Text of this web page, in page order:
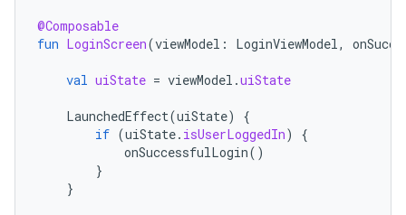
@Composable
fun LoginScreen(viewModel : LoginViewModel,
val uiState = viewModel .uiState
LaunchedEffect(uiState)
{
if (uiState. isUserLoggedIn)
{
onSuccessfulLogin()
}
}